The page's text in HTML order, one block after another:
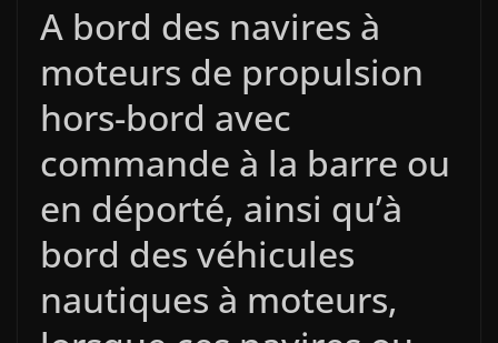
A bord des navires à
moteurs de propulsion
hors-bord avec
commande à la barre ou
en déporté, ainsi qu’à
bord des véhicules
nautiques à moteurs,